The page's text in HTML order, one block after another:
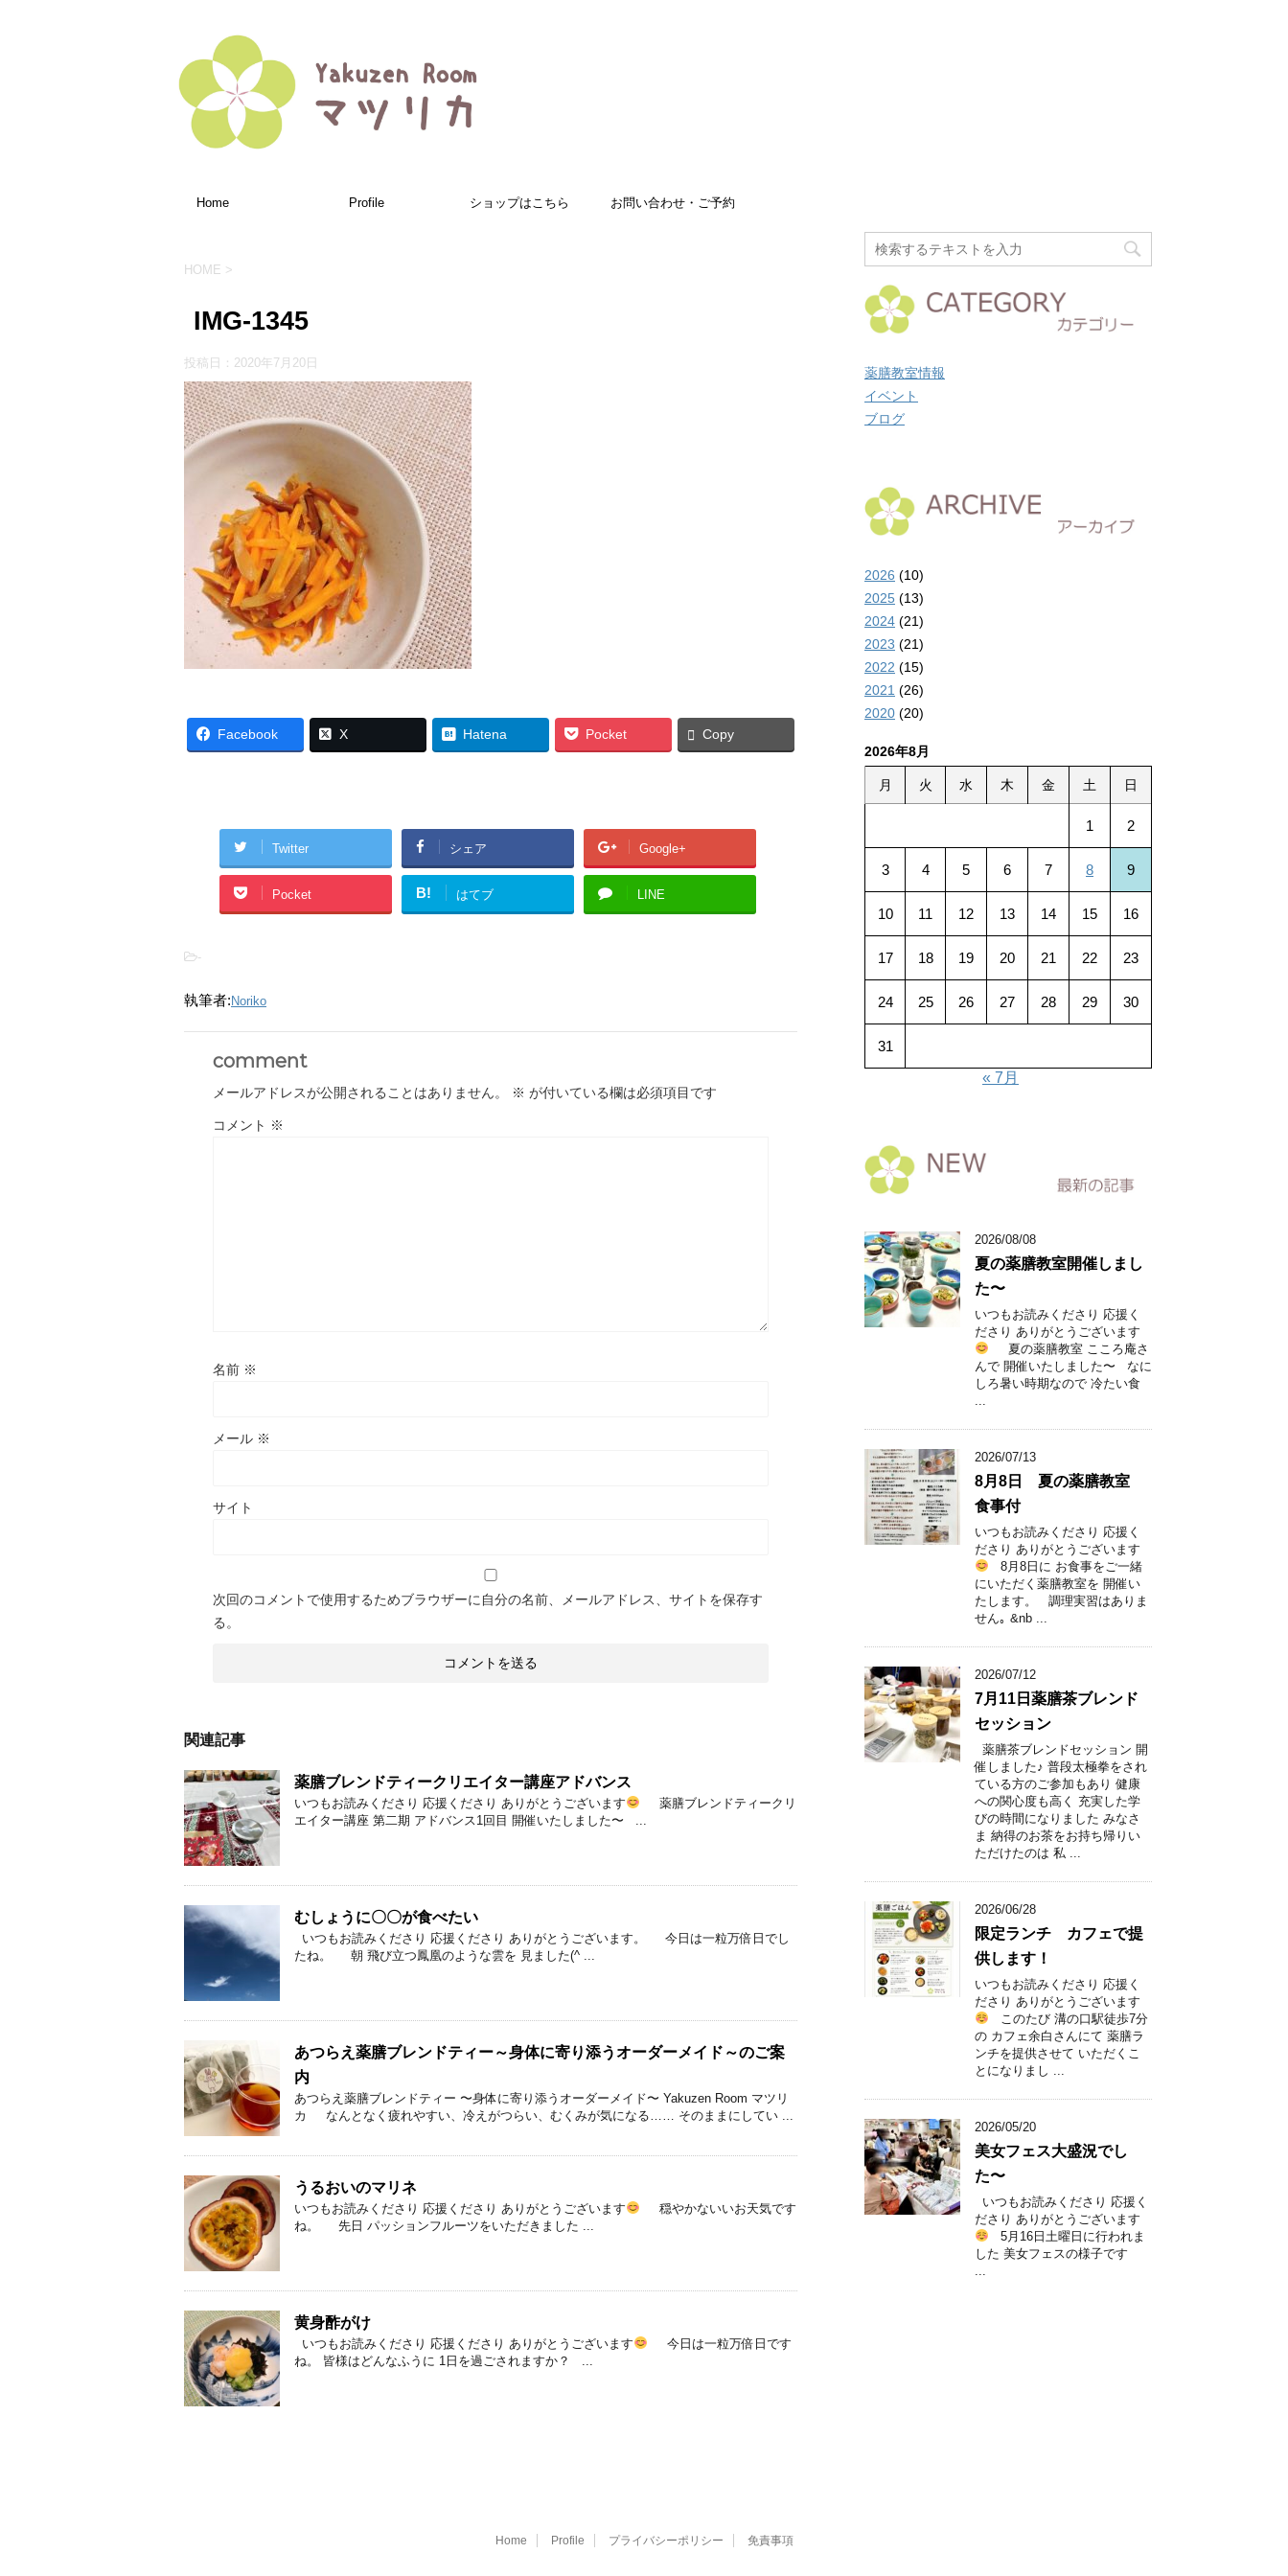
Home Profile ショップはこちら お問い合わせ・ご予約
HOME >
IMG-1345
投稿日： 2020年7月20日
Facebook X Hatena Pocket Copy
Twitter シェア Google+
Pocket B! はてブ LINE
-
執筆者: Noriko
comment
メールアドレスが公開されることはありません。 ※ が付いている欄は必須項目です
コメント ※
名前 ※
メール ※
サイト
次回のコメントで使用するためブラウザーに自分の名前、メールアドレス、サイトを保存す
る。
関連記事
薬膳ブレンドティークリエイター講座アドバンス
いつもお読みくださり 応援くださり ありがとうございます
薬膳ブレンドティークリ
エイター講座 第二期 アドバンス1回目 開催いたしました〜 ...
むしょうに〇〇が食べたい
いつもお読みくださり 応援くださり ありがとうございます。 今日は一粒万倍日でし
たね。 朝 飛び立つ鳳凰のような雲を 見ました(^ ...
あつらえ薬膳ブレンドティー～身体に寄り添うオーダーメイド～のご案
内
あつらえ薬膳ブレンドティー 〜身体に寄り添うオーダーメイド〜 Yakuzen Room マツリ
カ なんとなく疲れやすい、冷えがつらい、むくみが気になる…… そのままにしてい ...
うるおいのマリネ
いつもお読みくださり 応援くださり ありがとうございます
穏やかないいお天気です
ね。 先日 パッションフルーツをいただきました ...
黄身酢がけ
いつもお読みくださり 応援くださり ありがとうございます
今日は一粒万倍日です
ね。 皆様はどんなふうに 1日を過ごされますか？ ...
薬膳教室情報
イベント
ブログ
2026 (10)
2025 (13)
2024 (21)
2023 (21)
2022 (15)
2021 (26)
2020 (20)
2026年8月
月 火 水 木 金 土 日
1 2
3 4 5 6 7 8 9
10 11 12 13 14 15 16
17 18 19 20 21 22 23
24 25 26 27 28 29 30
31
« 7月
2026/08/08
夏の薬膳教室開催しまし
た〜
いつもお読みくださり 応援く
ださり ありがとうございます
夏の薬膳教室 こころ庵さ
んで 開催いたしました〜 なに
しろ暑い時期なので 冷たい食
...
2026/07/13
8月8日 夏の薬膳教室
食事付
いつもお読みくださり 応援く
ださり ありがとうございます
8月8日に お食事をご一緒
にいただく薬膳教室を 開催い
たします。 調理実習はありま
せん｡ &nb ...
2026/07/12
7月11日薬膳茶ブレンド
セッション
薬膳茶ブレンドセッション 開
催しました♪ 普段太極拳をされ
ている方のご参加もあり 健康
への関心度も高く 充実した学
びの時間になりました みなさ
ま 納得のお茶をお持ち帰りい
ただけたのは 私 ...
2026/06/28
限定ランチ カフェで提
供します！
いつもお読みくださり 応援く
ださり ありがとうございます
このたび 溝の口駅徒歩7分
の カフェ余白さんにて 薬膳ラ
ンチを提供させて いただくこ
とになりまし ...
2026/05/20
美女フェス大盛況でし
た〜
いつもお読みくださり 応援く
ださり ありがとうございます
5月16日土曜日に行われま
した 美女フェスの様子です
...
Home Profile プライバシーポリシー 免責事項